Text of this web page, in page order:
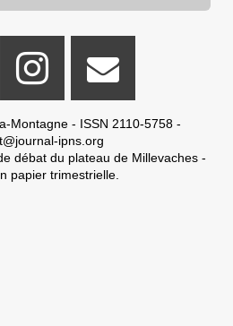
Montagne - ISSN 2110-5758 -
ipns.org
débat du plateau de Millevaches -
papier trimestrielle.